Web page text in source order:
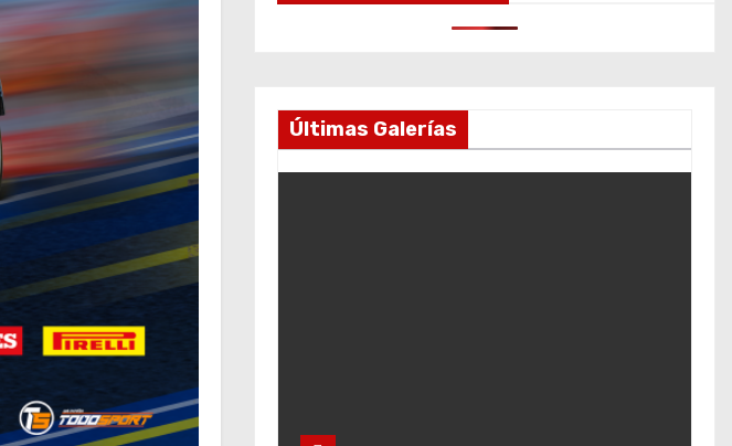
Últimas Galerías